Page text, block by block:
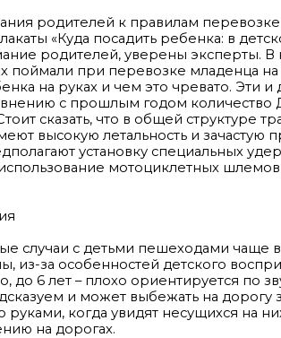
родителей к правилам перевозке
«Куда посадить ребенка: в
родителей, уверены эксперты. В
поймали при перевозке младенца
на руках и чем это чревато. Эти
с прошлым годом количество
сказать, что в общей структуре
высокую летальность и зачастую
установку специальных
мотоциклетных
случаи с детьми пешеходами
из-за особенностей детского
до 6 лет – плохо ориентируется по
и может выбежать на дорогу
руками, когда увидят несущихся на
на дорогах.